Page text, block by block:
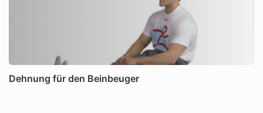
Dehnung für den Beinbeuger